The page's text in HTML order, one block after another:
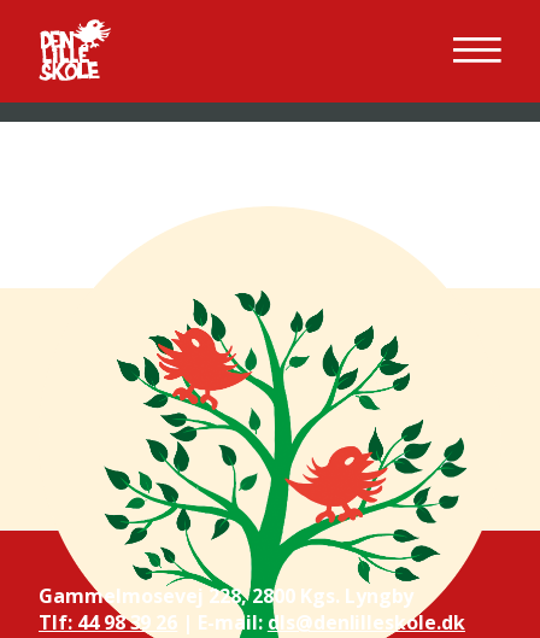
Gammelmosevej 228, 2800 Kgs. Lyngby
Tlf: 44 98 39 26 | E-mail: dls@denlilleskole.dk